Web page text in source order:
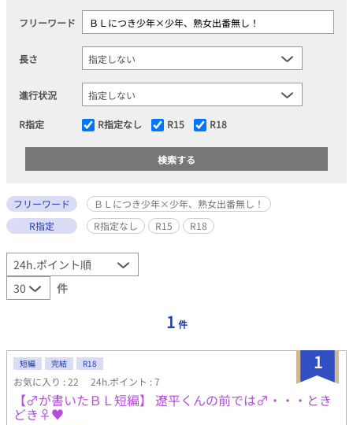
フリーワード
長さ
進行状況
R指定 R指定なし R15 R18
フリーワード
ＢＬにつき少年×少年、熟女出番無し！
R指定
R指定なし R15 R18
件
1 件
1
短編 完結 R18
お気に入り : 22 24h.ポイント : 7
【♂が書いたＢＬ短編】 遼平くんの前では♂・・・とき
どき♀♥